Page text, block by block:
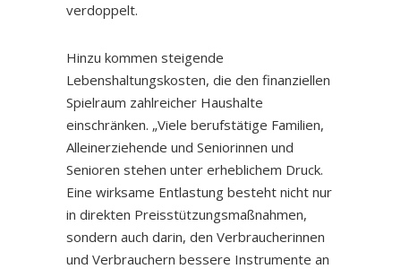
verdoppelt.
Hinzu kommen steigende
Lebenshaltungskosten, die den finanziellen
Spielraum zahlreicher Haushalte
einschränken. „Viele berufstätige Familien,
Alleinerziehende und Seniorinnen und
Senioren stehen unter erheblichem Druck.
Eine wirksame Entlastung besteht nicht nur
in direkten Preisstützungsmaßnahmen,
sondern auch darin, den Verbraucherinnen
und Verbrauchern bessere Instrumente an